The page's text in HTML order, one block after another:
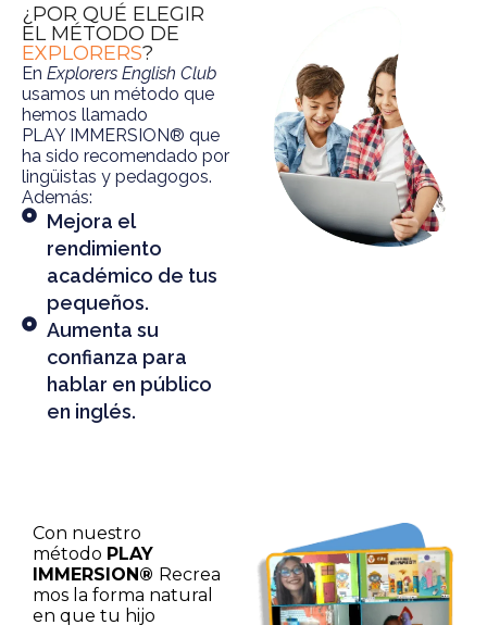
¿POR QUÉ ELEGIR
EL MÉTODO DE
EXPLORERS?
En Explorers English Club
usamos un método que
hemos llamado
PLAY IMMERSION® que
ha sido recomendado por
lingüistas y pedagogos.
Además:
Mejora el
rendimiento
académico de tus
pequeños.
Aumenta su
confianza para
hablar en público
en inglés.
Con nuestro
método PLAY
IMMERSION® Recrea
mos la forma natural
en que tu hijo